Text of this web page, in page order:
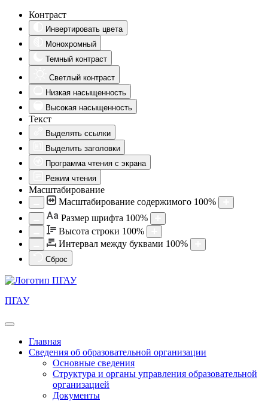
Контраст
Инвертировать цвета
Монохромный
Темный контраст
Светлый контраст
Низкая насыщенность
Высокая насыщенность
Текст
Выделять ссылки
Выделить заголовки
Программа чтения с экрана
Режим чтения
Масштабирование
Масштабирование содержимого 100%
Aa Размер шрифта 100%
Высота строки 100%
Интервал между буквами 100%
Сброс
ПГАУ
Главная
Сведения об образовательной организации
Основные сведения
Структура и органы управления образовательной
организацией
Документы